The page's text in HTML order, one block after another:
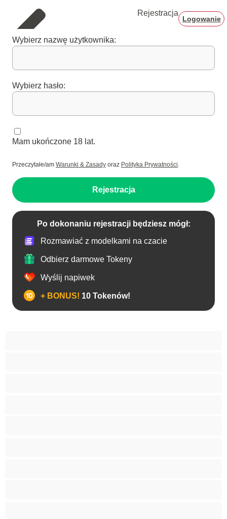
Rejestracja
Logowanie
Wybierz nazwę użytkownika:
Wybierz hasło:
Mam ukończone 18 lat.
Przeczytałe/am Warunki & Zasady oraz Polityka Prywatności.
Rejestracja
Po dokonaniu rejestracji będziesz mógł:
Rozmawiać z modelkami na czacie
Odbierz darmowe Tokeny
Wyślij napiwek
+ BONUS! 10 Tokenów!